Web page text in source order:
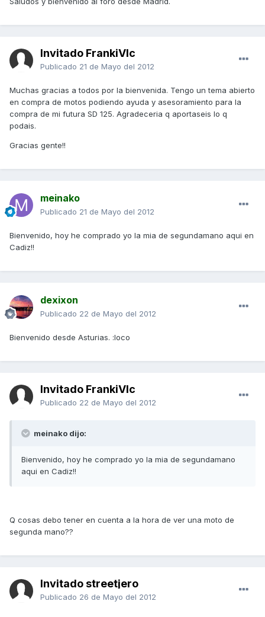
Invitado FrankiVlc
Publicado 21 de Mayo del 2012
Muchas gracias a todos por la bienvenida. Tengo un tema abierto
en compra de motos podiendo ayuda y asesoramiento para la
compra de mi futura SD 125. Agradeceria q aportaseis lo q
podais.
Gracias gente!!
meinako
Publicado 21 de Mayo del 2012
Bienvenido, hoy he comprado yo la mia de segundamano aqui en
Cadiz!!
dexixon
Publicado 22 de Mayo del 2012
Bienvenido desde Asturias. :loco
Invitado FrankiVlc
Publicado 22 de Mayo del 2012
meinako dijo:
Bienvenido, hoy he comprado yo la mia de segundamano
aqui en Cadiz!!
Q cosas debo tener en cuenta a la hora de ver una moto de
segunda mano??
Invitado streetjero
Publicado 26 de Mayo del 2012